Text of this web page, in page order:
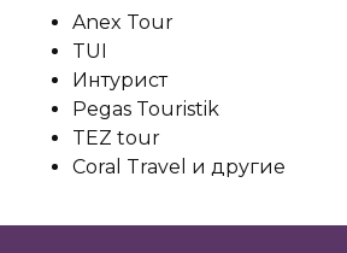
Anex Tour
TUI
Интурист
Pegas Touristik
TEZ tour
Coral Travel и другие